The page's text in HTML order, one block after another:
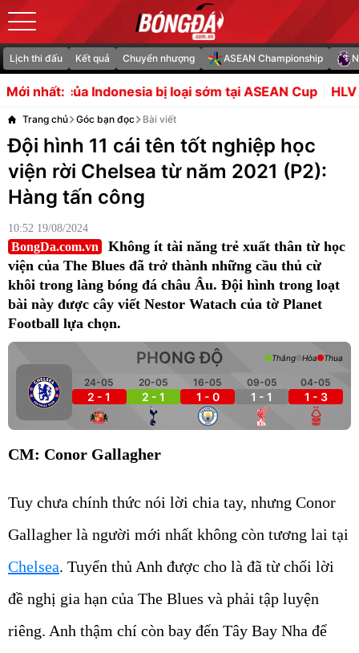
Lịch thi đấu Kết quả Chuyển nhượng ASEAN Championship
Mới nhất:
bị loại sớm tại ASEAN Cup HLV Herdman hạ thấp
Trang chủ Góc bạn đọc Bài viết
Đội hình 11 cái tên tốt nghiệp học
viện rời Chelsea từ năm 2021 (P2):
Hàng tấn công
10:52 19/08/2024
BongDa.com.vn
Không ít tài năng trẻ xuất thân từ học
viện của The Blues đã trở thành những cầu thủ cừ
khôi trong làng bóng đá châu Âu. Đội hình trong loạt
bài này được cây viết Nestor Watach của tờ Planet
Football lựa chọn.
PHONG ĐỘ
24-05
2 - 1
20-05
2 - 1
16-05
1 - 0
09-05
1 - 1
04-05
1 - 3
Thắng Hòa Thua
CM: Conor Gallagher
Tuy chưa chính thức nói lời chia tay, nhưng Conor
Gallagher là người mới nhất không còn tương lai tại
Chelsea. Tuyển thủ Anh được cho là đã từ chối lời
đề nghị gia hạn của The Blues và phải tập luyện
riêng. Anh thậm chí còn bay đến Tây Bay Nha để